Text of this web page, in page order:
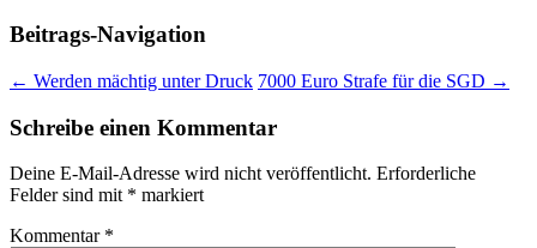
Beitrags-Navigation
← Werden mächtig unter Druck 7000 Euro Strafe für die SGD →
Schreibe einen Kommentar
Deine E-Mail-Adresse wird nicht veröffentlicht. Erforderliche
Felder sind mit * markiert
Kommentar *